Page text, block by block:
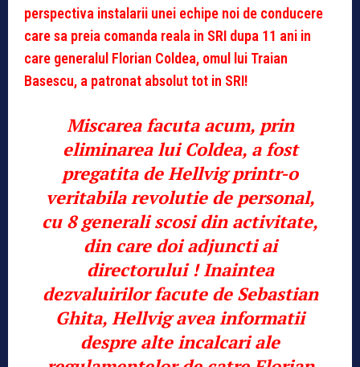
perspectiva instalarii unei echipe noi de conducere
care sa preia comanda reala in SRI dupa 11 ani in
care generalul Florian Coldea, omul lui Traian
Basescu, a patronat absolut tot in SRI!
Miscarea facuta acum, prin
eliminarea lui Coldea, a fost
pregatita de Hellvig printr-o
veritabila revolutie de personal,
cu 8 generali scosi din activitate,
din care doi adjuncti ai
directorului ! Inaintea
dezvaluirilor facute de Sebastian
Ghita, Hellvig avea informatii
despre alte incalcari ale